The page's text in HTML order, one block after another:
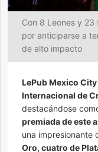
Con 8 Leones y
por anticiparse a
de alto impacto
LePub Mexico City
Internacional de
destacándose
premiada de este
una impresionante
Oro, cuatro de